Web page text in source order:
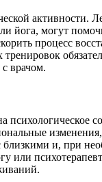
активности.
йога, могут
процесс
с врачом.
психологическое
близкими и, при
или